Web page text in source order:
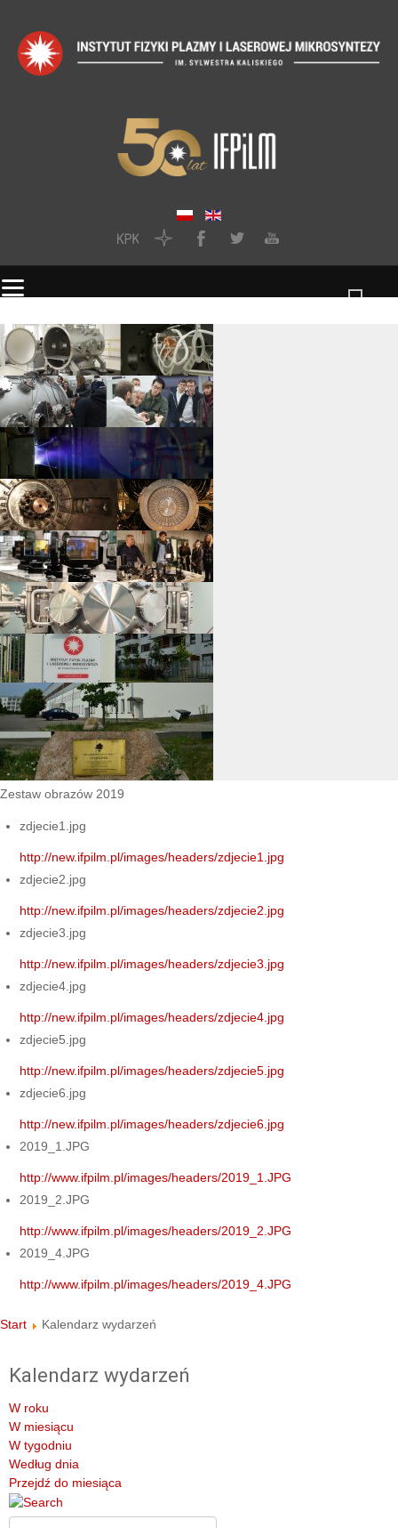
Zestaw obrazów 2019
zdjecie1.jpg
http://new.ifpilm.pl/images/headers/zdjecie1.jpg
zdjecie2.jpg
http://new.ifpilm.pl/images/headers/zdjecie2.jpg
zdjecie3.jpg
http://new.ifpilm.pl/images/headers/zdjecie3.jpg
zdjecie4.jpg
http://new.ifpilm.pl/images/headers/zdjecie4.jpg
zdjecie5.jpg
http://new.ifpilm.pl/images/headers/zdjecie5.jpg
zdjecie6.jpg
http://new.ifpilm.pl/images/headers/zdjecie6.jpg
2019_1.JPG
http://www.ifpilm.pl/images/headers/2019_1.JPG
2019_2.JPG
http://www.ifpilm.pl/images/headers/2019_2.JPG
2019_4.JPG
http://www.ifpilm.pl/images/headers/2019_4.JPG
Start Kalendarz wydarzeń
Kalendarz wydarzeń
W roku
W miesiącu
W tygodniu
Według dnia
Przejdź do miesiąca